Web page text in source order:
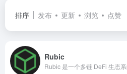
排序 发布 更新 浏览 点赞
Rubic